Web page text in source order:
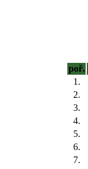
poř.
1.
2.
3.
4.
5.
6.
7.